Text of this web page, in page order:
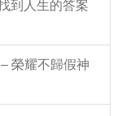
到人生的答案
榮耀不歸假神